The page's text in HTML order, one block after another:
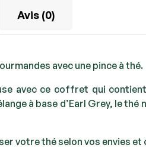
Avis (0)
avec une pince à thé.
avec ce coffret qui
à base d’Earl Grey, le
votre thé selon vos envies et